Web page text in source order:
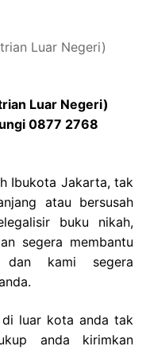
Luar Negeri)
0877 2768
Ibukota Jakarta, tak
atau bersusah
buku nikah,
segera membantu
dan kami segera
luar kota anda tak
anda kirimkan